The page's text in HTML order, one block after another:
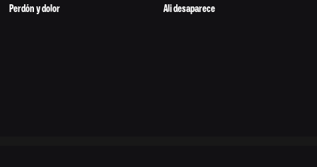
Perdón y dolor Ali desaparece